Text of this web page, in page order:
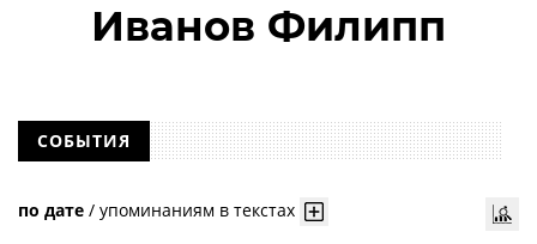
Иванов Филипп
СОБЫТИЯ
по дате / упоминаниям в текстах